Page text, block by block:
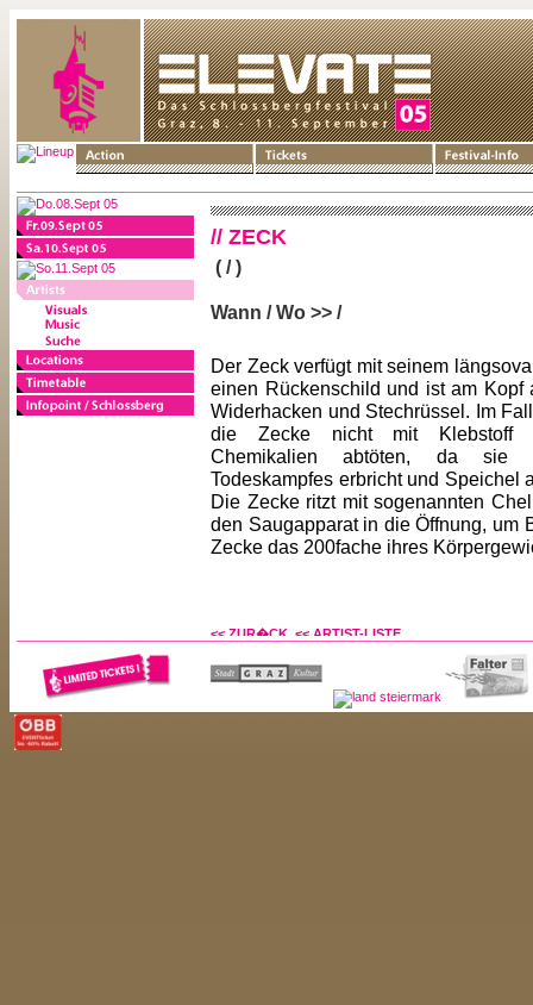
// ZECK
( / )
Wann / Wo >> /
Der Zeck verfügt mit seinem
einen Rückenschild und ist am Kopf
Widerhacken und Stechrüssel. Im
die Zecke nicht mit Klebstoff
Chemikalien abtöten, da sie
Todeskampfes erbricht und Speichel
Die Zecke ritzt mit sogenannten
den Saugapparat in die Öffnung, um
Zecke das 200fache ihres
<< ZUR�CK << ARTIST-LISTE